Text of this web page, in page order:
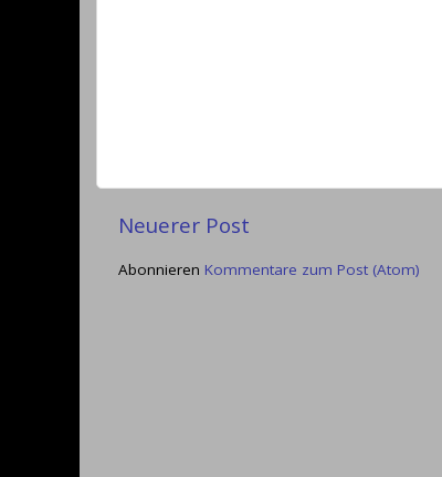
Neuerer Post
Abonnieren Kommentare zum Post (Atom)